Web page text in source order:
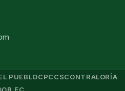
PUEBLOCPCCSCONTRALORÍA